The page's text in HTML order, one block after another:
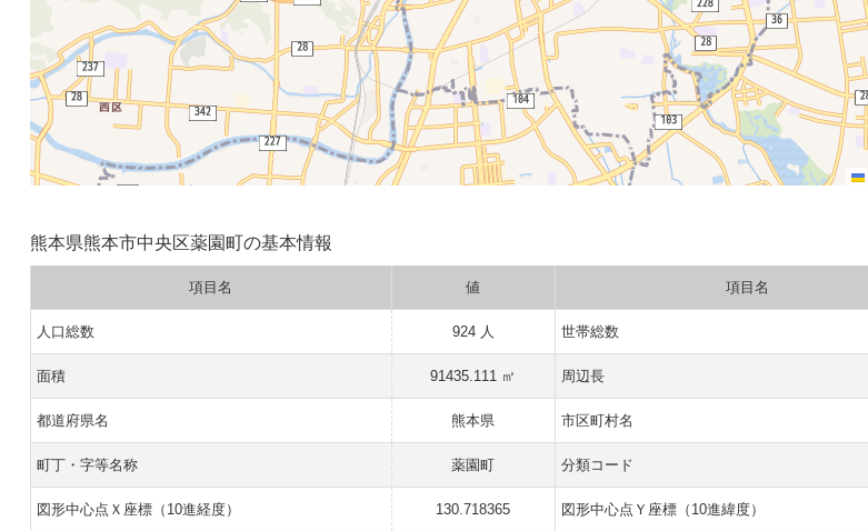
熊本県熊本市中央区薬園町の基本情報
項目名 値 項目名
人口総数 924 人 世帯総数
面積 91435.111 ㎡ 周辺長
都道府県名 熊本県 市区町村名
町丁・字等名称 薬園町 分類コード
図形中心点Ｘ座標（10進経度） 130.718365 図形中心点Ｙ座標（10進緯度）